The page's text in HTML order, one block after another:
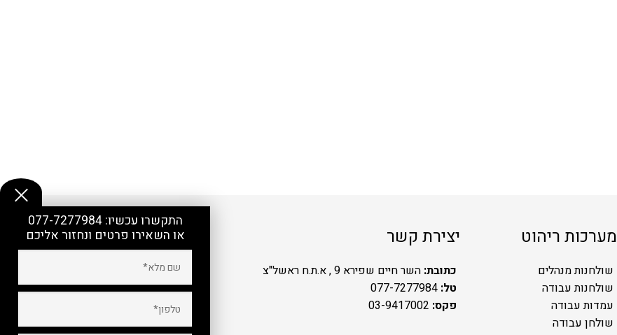
התקשרו עכשיו: 077-7277984
או השאירו פרטים ונחזור אליכם
מערכות ריהוט
שולחנות מנהלים
שולחנות עבודה
עמדות עבודה
שולחן עבודה
יצירת קשר
כתובת: השר חיים שפירא 9 , א.ת.ח ראשל"צ
טל: 077-7277984
פקס: